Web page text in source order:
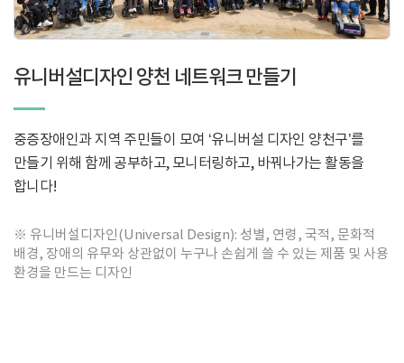
유니버설디자인 양천 네트워크 만들기
중증장애인과 지역 주민들이 모여 ‘유니버설 디자인 양천구’를
만들기 위해 함께 공부하고, 모니터링하고, 바꿔나가는 활동을
합니다!
※ 유니버설디자인(Universal Design): 성별, 연령, 국적, 문화적
배경, 장애의 유무와 상관없이 누구나 손쉽게 쓸 수 있는 제품 및 사용
환경을 만드는 디자인